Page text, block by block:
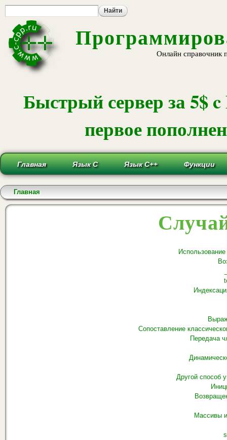
Онлайн справочник
Быстрый сервер за 5$
первое
Главная Язык С Язык С++ Функции
Вы здесь
Главная
Сопоставление
Передача
Другой способ
Массивы